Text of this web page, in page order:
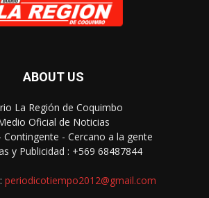
ABOUT US
La Región de Coquimbo
Oficial de Noticias
Contingente - Cercano a la gente
y Publicidad : +569 68487844
periodicotiempo2012@gmail.com